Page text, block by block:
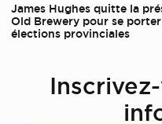
James Hughes quitte la
Old Brewery pour se
élections provinciales